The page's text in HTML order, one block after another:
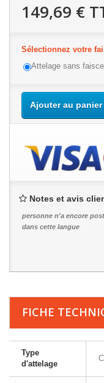
149,69 €
Sélectionnez votre
Attelage sans
Ajouter au panier
Notes et avis
personne n'a encore
dans cette langue
FICHE
Type
d'attelage